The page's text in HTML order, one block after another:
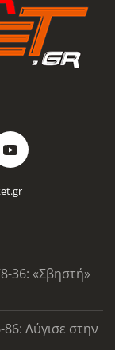
36: «Σβηστή»
Λύγισε στην